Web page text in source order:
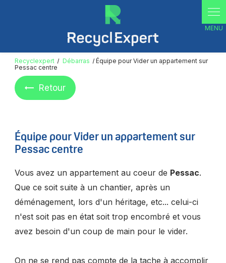
Recyclexpert Débarras
Équipe pour Vider un appartement sur
Pessac centre
Retour
Équipe pour Vider un appartement sur
Pessac centre
Vous avez un appartement au coeur de Pessac.
Que ce soit suite à un chantier, après un
déménagement, lors d'un héritage, etc... celui-ci
n'est soit pas en état soit trop encombré et vous
avez besoin d'un coup de main pour le vider.
On ne se rend pas compte de la tache à accomplir
Panneau de gestion des cookies